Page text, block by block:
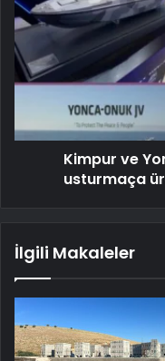
Kimpur ve
usturmaça
İlgili Makaleler